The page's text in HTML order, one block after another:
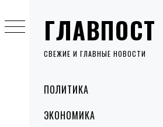
ГЛАВПОСТ
СВЕЖИЕ И ГЛАВНЫЕ НОВОСТИ
MenuПОЛИТИКА
ЭКОНОМИКА
to
content